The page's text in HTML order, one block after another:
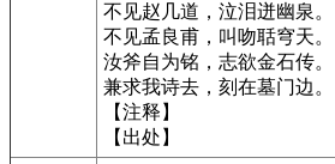
不见赵几道，泣泪迸幽泉。
不见孟良甫，叫吻聒穹天。
汝斧自为铭，志欲金石传。
兼求我诗去，刻在墓门边。
【注释】
【出处】